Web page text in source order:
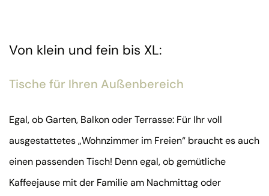
Von klein und fein bis XL:
Tische für Ihren Außenbereich
Egal, ob Garten, Balkon oder Terrasse: Für Ihr voll
ausgestattetes „Wohnzimmer im Freien“ braucht es auch
einen passenden Tisch! Denn egal, ob gemütliche
Kaffeejause mit der Familie am Nachmittag oder